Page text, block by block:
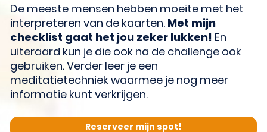
De meeste mensen hebben moeite met het
interpreteren van de kaarten. Met mijn
checklist gaat het jou zeker lukken! En
uiteraard kun je die ook na de challenge ook
gebruiken. Verder leer je een
meditatietechniek waarmee je nog meer
informatie kunt verkrijgen.
Reserveer mijn spot!